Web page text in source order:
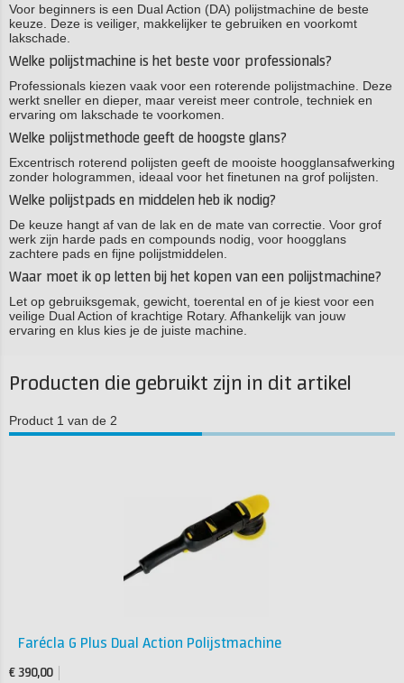
Voor beginners is een Dual Action (DA) polijstmachine de beste
keuze. Deze is veiliger, makkelijker te gebruiken en voorkomt
lakschade.
Welke polijstmachine is het beste voor professionals?
Professionals kiezen vaak voor een roterende polijstmachine. Deze
werkt sneller en dieper, maar vereist meer controle, techniek en
ervaring om lakschade te voorkomen.
Welke polijstmethode geeft de hoogste glans?
Excentrisch roterend polijsten geeft de mooiste hoogglansafwerking
zonder hologrammen, ideaal voor het finetunen na grof polijsten.
Welke polijstpads en middelen heb ik nodig?
De keuze hangt af van de lak en de mate van correctie. Voor grof
werk zijn harde pads en compounds nodig, voor hoogglans
zachtere pads en fijne polijstmiddelen.
Waar moet ik op letten bij het kopen van een polijstmachine?
Let op gebruiksgemak, gewicht, toerental en of je kiest voor een
veilige Dual Action of krachtige Rotary. Afhankelijk van jouw
ervaring en klus kies je de juiste machine.
Producten die gebruikt zijn in dit artikel
Product 1 van de 2
Farécla G Plus Dual Action Polijstmachine
€ 390,00